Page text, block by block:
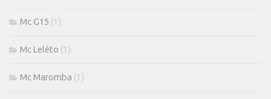
Mc G15 (1)
Mc Leléto (1)
Mc Maromba (1)